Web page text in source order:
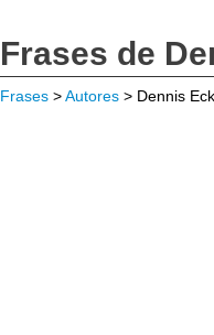
Frases de
Frases >Autores > Dennis